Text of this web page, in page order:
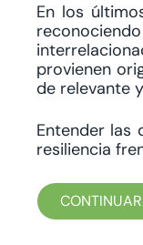
En los
provienen
de relevante
Entender las
resiliencia